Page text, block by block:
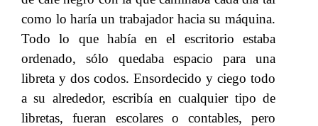
como lo haría un trabajador hacia su máquina.
Todo lo que había en el escritorio estaba
ordenado, sólo quedaba espacio para una
libreta y dos codos. Ensordecido y ciego todo
a su alrededor, escribía en cualquier tipo de
libretas, fueran escolares o contables, pero